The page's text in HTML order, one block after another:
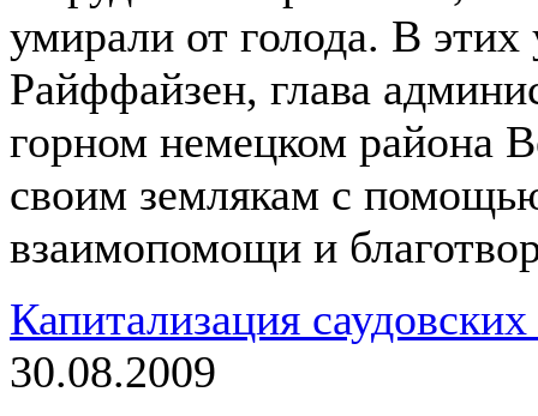
умирали от голода. В
Райффайзен, глава
горном немецком района
своим землякам с
взаимопомощи и
Капитализация
30.08.2009